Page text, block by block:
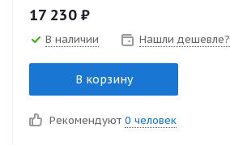
17 230 ₽
В наличии Нашли дешевле?
В корзину
Рекомендуют 0 человек